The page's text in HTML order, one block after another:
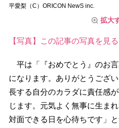
平愛梨（C）ORICON NewS inc.
拡大
【写真】この記事の写真を見る
平は「『おめでとう』のお
になります。ありがとうござ
長する自分のカラダに責任感
じます。元気よく無事に生ま
対面できる日を心待ちです」と